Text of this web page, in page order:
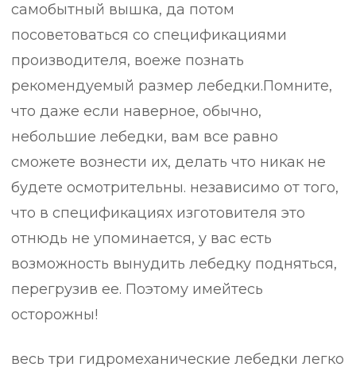
самобытный вышка, да потом
посоветоваться со спецификациями
производителя, воеже познать
рекомендуемый размер лебедки.Помните,
что даже если наверное, обычно,
небольшие лебедки, вам все равно
сможете вознести их, делать что никак не
будете осмотрительны. независимо от того,
что в спецификациях изготовителя это
отнюдь не упоминается, у вас есть
возможность вынудить лебедку подняться,
перегрузив ее. Поэтому имейтесь
осторожны!
весь три гидромеханические лебедки легко